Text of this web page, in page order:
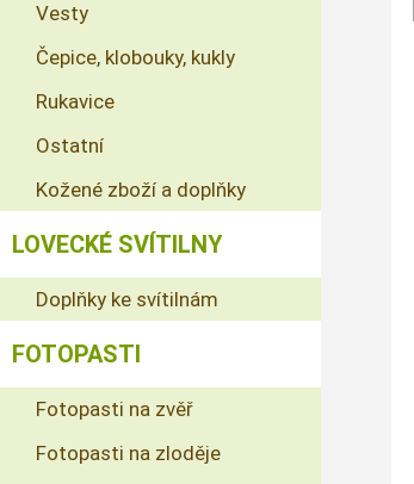
Vesty
Čepice, klobouky, kukly
Rukavice
Ostatní
Kožené zboží a doplňky
LOVECKÉ SVÍTILNY
Doplňky ke svítilnám
FOTOPASTI
Fotopasti na zvěř
Fotopasti na zloděje